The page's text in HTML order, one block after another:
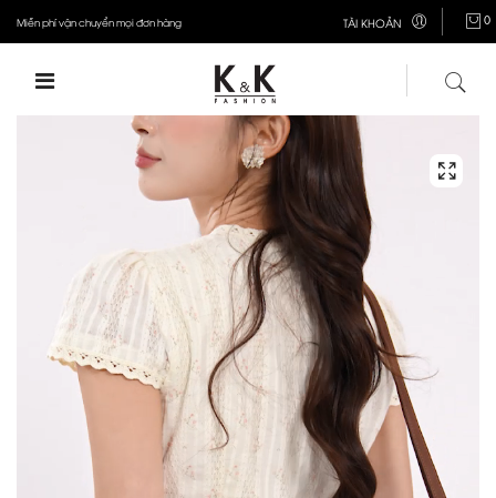
Miễn phí vận chuyển mọi đơn hàng TÀI KHOẢN 0